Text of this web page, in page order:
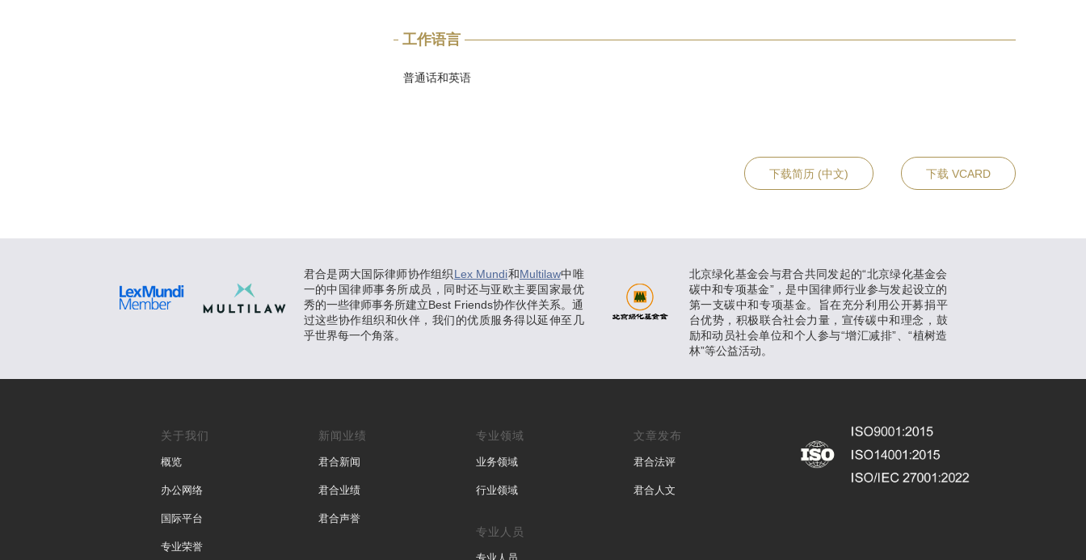
工作语言
普通话和英语
下载简历 (中文) 下载 VCARD
君合是两大国际律师协作组织Lex Mundi和Multilaw中唯
一的中国律师事务所成员，同时还与亚欧主要国家最优
秀的一些律师事务所建立Best Friends协作伙伴关系。通
过这些协作组织和伙伴，我们的优质服务得以延伸至几
乎世界每一个角落。
北京绿化基金会与君合共同发起的“北京绿化基金会
碳中和专项基金”，是中国律师行业参与发起设立的
第一支碳中和专项基金。旨在充分利用公开募捐平
台优势，积极联合社会力量，宣传碳中和理念，鼓
励和动员社会单位和个人参与“增汇减排”、“植树造
林”等公益活动。
关于我们
概览
办公网络
国际平台
专业荣誉
新闻业绩
君合新闻
君合业绩
君合声誉
专业领域
业务领域
行业领域
专业人员
文章发布
君合法评
君合人文